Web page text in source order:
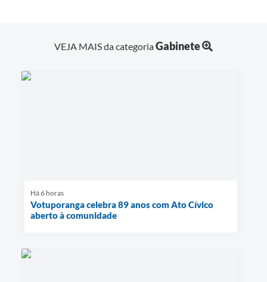
VEJA MAIS da categoriaGabinete
Há 6 horas
Votuporanga celebra 89 anos com Ato Cívico
aberto à comunidade